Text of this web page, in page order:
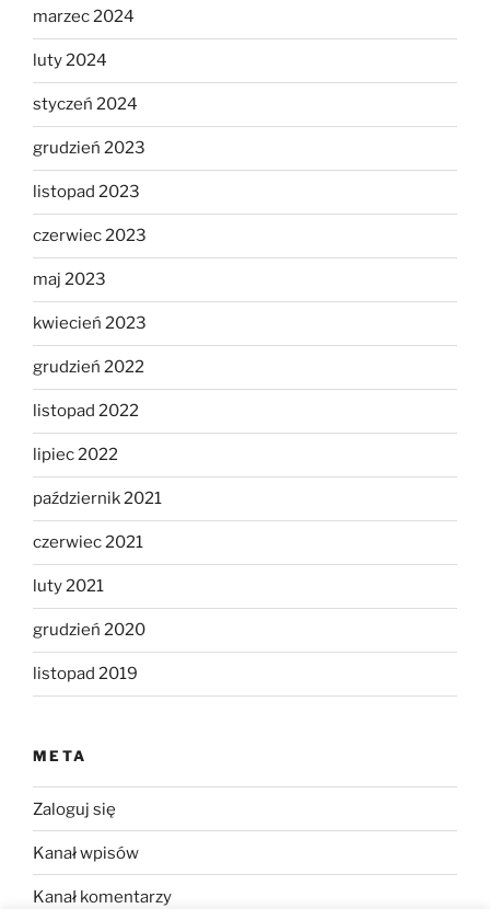
marzec 2024
luty 2024
styczeń 2024
grudzień 2023
listopad 2023
czerwiec 2023
maj 2023
kwiecień 2023
grudzień 2022
listopad 2022
lipiec 2022
październik 2021
czerwiec 2021
luty 2021
grudzień 2020
listopad 2019
META
Zaloguj się
Kanał wpisów
Kanał komentarzy